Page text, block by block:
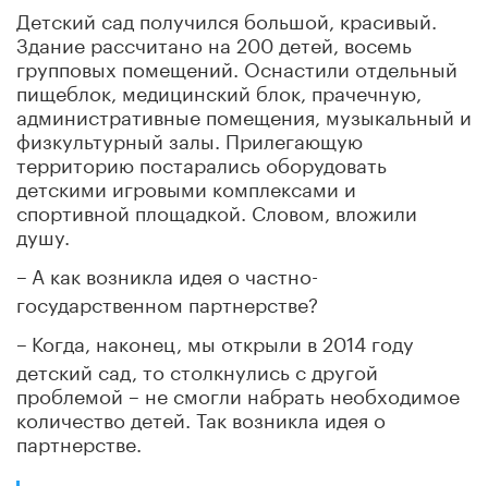
Детский сад получился большой, красивый.
Здание рассчитано на 200 детей, восемь
групповых помещений. Оснастили отдельный
пищеблок, медицинский блок, прачечную,
административные помещения, музыкальный и
физкультурный залы. Прилегающую
территорию постарались оборудовать
детскими игровыми комплексами и
спортивной площадкой. Словом, вложили
душу.
– А как возникла идея о частно-
государственном партнерстве?
– Когда, наконец, мы открыли в 2014 году
детский сад, то столкнулись с другой
проблемой – не смогли набрать необходимое
количество детей. Так возникла идея о
партнерстве.